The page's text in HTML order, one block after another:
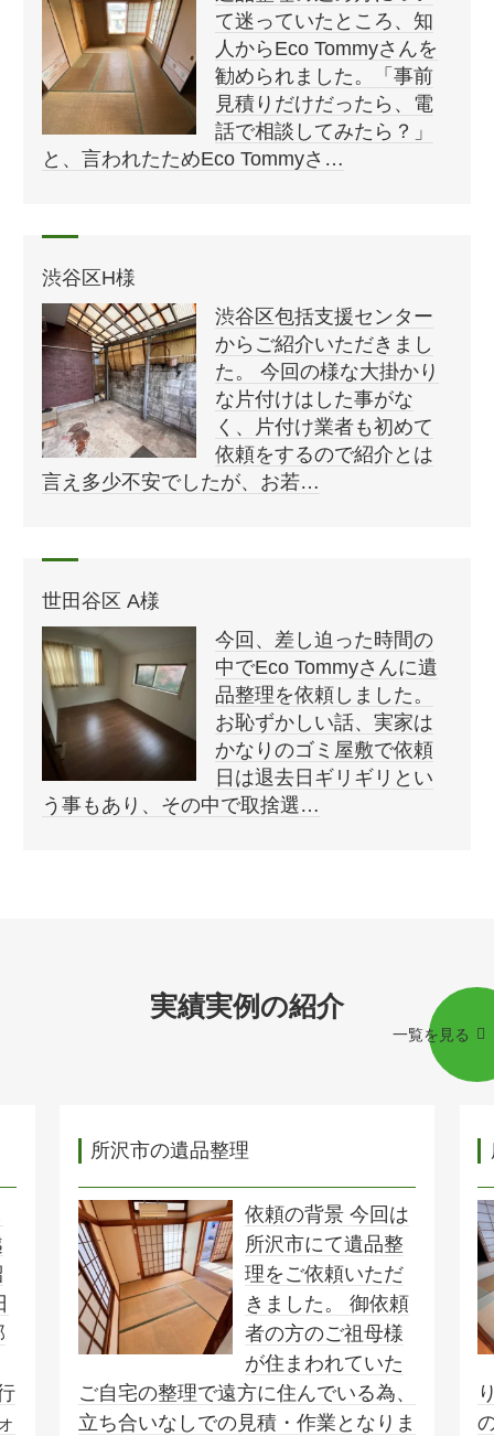
て迷っていたところ、知
人からEco Tommyさんを
勧められました。「事前
見積りだけだったら、電
話で相談してみたら？」
と、言われたためEco Tommyさ…
渋谷区H様
渋谷区包括支援センター
からご紹介いただきまし
た。 今回の様な大掛かり
な片付けはした事がな
く、片付け業者も初めて
依頼をするので紹介とは
言え多少不安でしたが、お若…
世田谷区 A様
今回、差し迫った時間の
中でEco Tommyさんに遺
品整理を依頼しました。
お恥ずかしい話、実家は
かなりのゴミ屋敷で依頼
日は退去日ギリギリとい
う事もあり、その中で取捨選…
実績実例の紹介
一覧を見る
所沢市の遺品整理
依頼の背景 今回は
所沢市にて遺品整
理をご依頼いただ
きました。 御依頼
者の方のご祖母様
が住まわれていた
ご自宅の整理で遠方に住んでいる為、
立ち合いなしでの見積・作業となりま